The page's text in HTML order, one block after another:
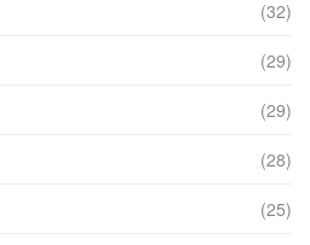
(32)
(29)
(29)
(28)
(25)